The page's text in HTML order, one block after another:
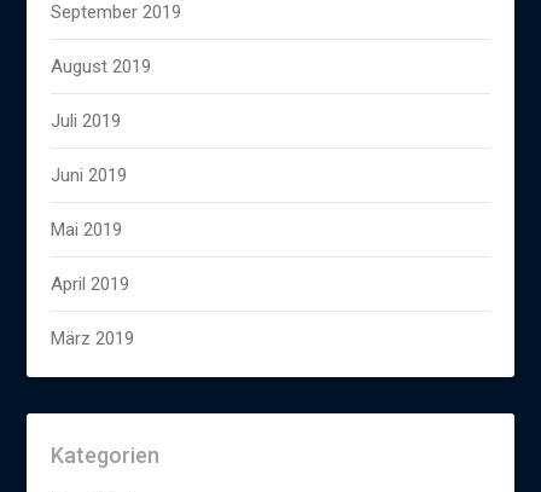
September 2019
August 2019
Juli 2019
Juni 2019
Mai 2019
April 2019
März 2019
Kategorien